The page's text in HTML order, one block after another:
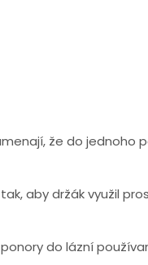
že do jednoho
aby držák využil
do lázní